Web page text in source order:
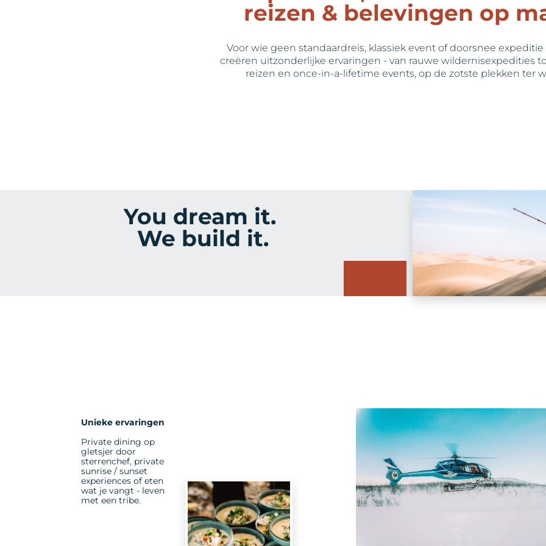
reizen & belevingen op
Voor wie geen standaardreis, klassiek event of doorsnee expeditie
creëren uitzonderlijke ervaringen - van rauwe wildernisexpedities
reizen en once-in-a-lifetime events, op de zotste plekken ter
You dream it.
We build it.
Unieke ervaringen
Private dining op
gletsjer door
sterrenchef, private
sunrise / sunset
experiences of eten
wat je vangt - leven
met een tribe.